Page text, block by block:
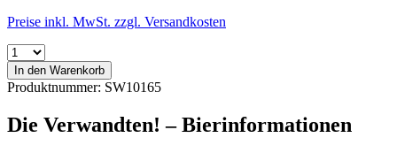
Preise inkl. MwSt. zzgl. Versandkosten
In den Warenkorb
Produktnummer: SW10165
Die Verwandten! – Bierinformationen